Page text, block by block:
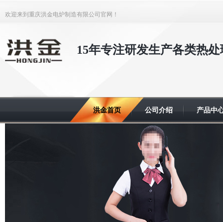
欢迎来到重庆洪金电炉制造有限公司官网！
15年专注研发生产各类热
洪金首页 公司介绍 产品中